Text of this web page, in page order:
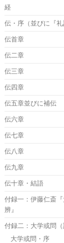
経
伝・序（並びに『
伝首章
伝二章
伝三章
伝四章
伝五章並びに補伝
伝六章
伝七章
伝八章
伝九章
伝十章・結語
付録一：伊藤仁斎
辨』
付録二：大学或問（
大学或問・序